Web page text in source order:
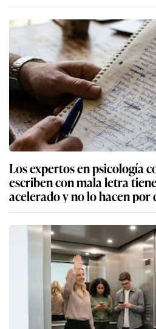
Los expertos en psicología
escriben con mala letra
acelerado y no lo hacen por